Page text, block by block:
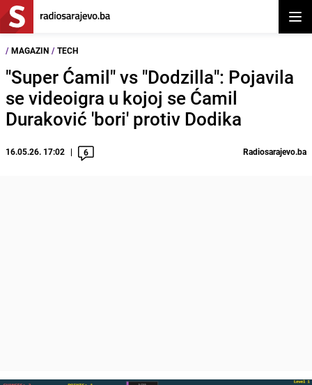
/ MAGAZIN / TECH
"Super Ćamil" vs "Dodzilla": Pojavila
se videoigra u kojoj se Ćamil
Duraković 'bori' protiv Dodika
16.05.26. 17:02 6 Radiosarajevo.ba